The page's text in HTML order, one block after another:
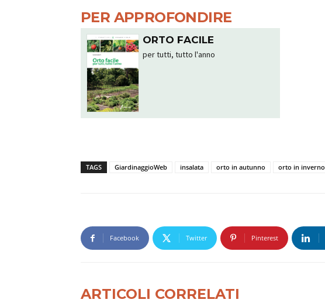
PER APPROFONDIRE
ORTO FACILE
per tutti, tutto l'anno
TAGS GiardinaggioWeb insalata orto in autunno orto in inverno
Facebook Twitter Pinterest
ARTICOLI CORRELATI